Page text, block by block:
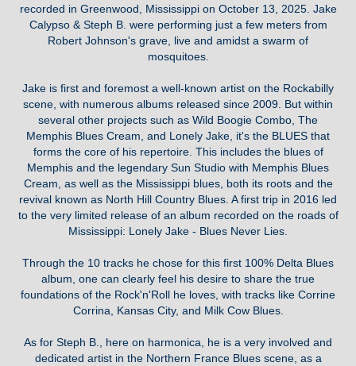
recorded in Greenwood, Mississippi on October 13, 2025. Jake
Calypso & Steph B. were performing just a few meters from
Robert Johnson's grave, live and amidst a swarm of
mosquitoes.
Jake is first and foremost a well-known artist on the Rockabilly
scene, with numerous albums released since 2009. But within
several other projects such as Wild Boogie Combo, The
Memphis Blues Cream, and Lonely Jake, it's the BLUES that
forms the core of his repertoire. This includes the blues of
Memphis and the legendary Sun Studio with Memphis Blues
Cream, as well as the Mississippi blues, both its roots and the
revival known as North Hill Country Blues. A first trip in 2016 led
to the very limited release of an album recorded on the roads of
Mississippi: Lonely Jake - Blues Never Lies.
Through the 10 tracks he chose for this first 100% Delta Blues
album, one can clearly feel his desire to share the true
foundations of the Rock'n'Roll he loves, with tracks like Corrine
Corrina, Kansas City, and Milk Cow Blues.
As for Steph B., here on harmonica, he is a very involved and
dedicated artist in the Northern France Blues scene, as a